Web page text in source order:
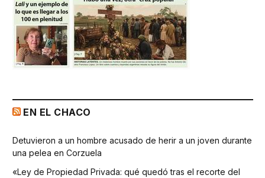
EN EL CHACO
Detuvieron a un hombre acusado de herir a un joven durante
una pelea en Corzuela
«Ley de Propiedad Privada: qué quedó tras el recorte del